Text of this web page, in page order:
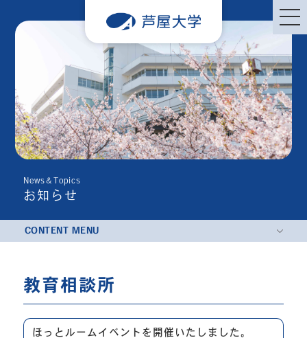
News＆Topics
お知らせ
CONTENT MENU
教育相談所
ほっとルームイベントを開催いたしました。